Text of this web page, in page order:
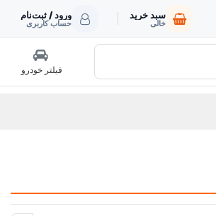
سبد خرید
خالی
ورود / ثبت‌نام
حساب کاربری
فیلتر خودرو